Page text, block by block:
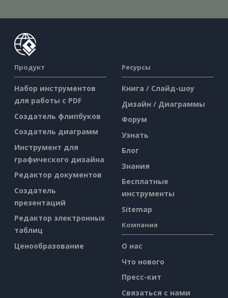
Продукт
Набор инструментов
для работы с PDF
Создатель флипбуков
Создатель диаграмм
Инструмент для
графического дизайна
Редактор документов
Создатель
презентаций
Редактор электронных
таблиц
Ценообразование
Ресурсы
Книга / Слайд-шоу
Дизайн / Диаграммы
Форум
Узнать
Блог
Знания
Бесплатные
инструменты
Sitemap
Компания
О нас
Что нового
Пресс-кит
Связаться с нами